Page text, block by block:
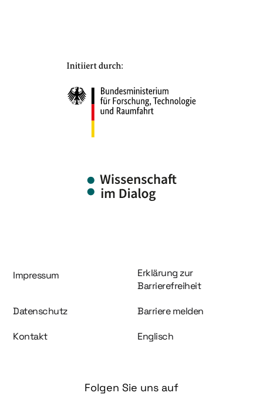
Information und Service
Impressum
Erklärung zur
Barrierefreiheit
Datenschutz Barriere melden
Kontakt Englisch
Folgen Sie uns auf